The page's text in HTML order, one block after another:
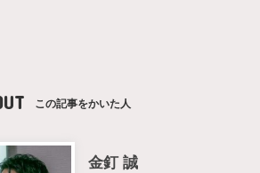
この記事をかいた人
金釘 誠